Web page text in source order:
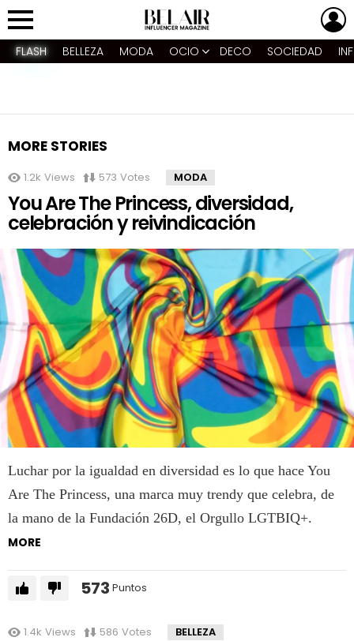
Menu
FLASH BELLEZA MODA OCIO DECO SOCIEDAD
MORE STORIES
1.2k Views 573 Votes MODA
You Are The Princess, diversidad,
celebración y reivindicación
Luchar por la igualdad en diversidad es lo que hace You
Are The Princess, una marca muy trendy que celebra, de
la mano de la Fundación 26D, el Orgullo LGTBIQ+.
MORE
573 Puntos
1.4k Views 586 Votes BELLEZA